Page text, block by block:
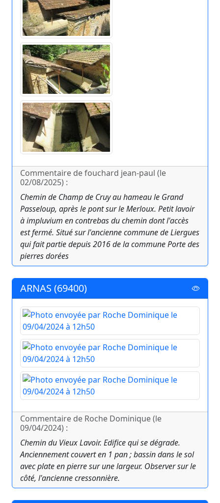
Commentaire de fouchard jean-paul (le
02/08/2025) :
Chemin de Champ de Cruy au hameau le Grand
Passeloup, après le pont sur le Merloux. Petit lavoir
à impluvium en contrebas du chemin dont l'accès
est fermé. Situé sur l'ancienne commune de Liergues
qui fait partie depuis 2016 de la commune Porte des
pierres dorées
ARNAS (69400)
Commentaire de Roche Dominique (le
09/04/2024) :
Chemin du Vieux Lavoir. Edifice qui se dégrade.
Anciennement couvert en 1 pan ; bassin dans le sol
avec plate en pierre sur une largeur. Observer sur le
côté, l'ancienne cressonnière.